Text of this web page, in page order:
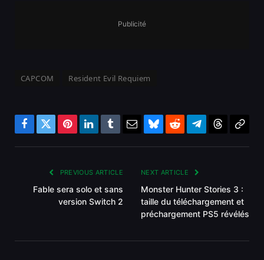
Publicité
CAPCOM Resident Evil Requiem
Facebook
TwitterPinterestLinkedInTumblrEmailBlueskyRedditTelegram
PREVIOUS ARTICLE
Fable sera solo et sans
version Switch 2
NEXT ARTICLE
Monster Hunter Stories 3 :
taille du téléchargement et
préchargement PS5 révélés